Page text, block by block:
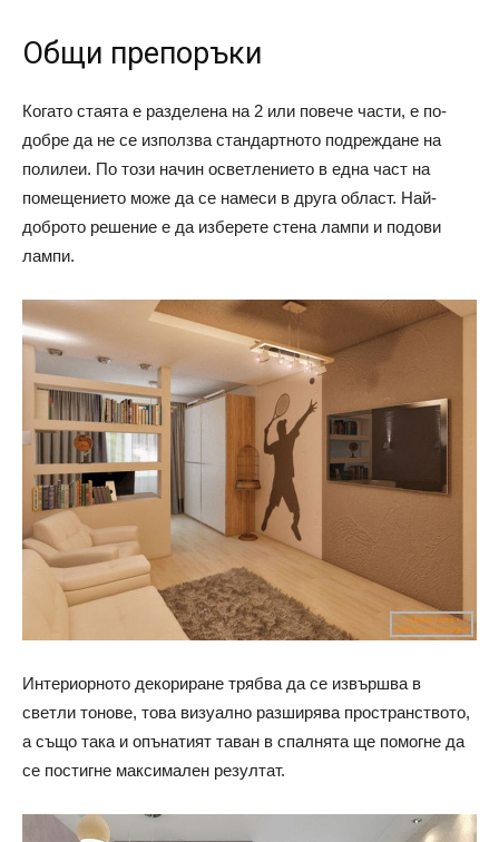
Общи препоръки
Когато стаята е разделена на 2 или повече части, е по-
добре да не се използва стандартното подреждане на
полилеи. По този начин осветлението в една част на
помещението може да се намеси в друга област. Най-
доброто решение е да изберете стена лампи и подови
лампи.
Интериорното декориране трябва да се извършва в
светли тонове, това визуално разширява пространството,
а също така и опънатият таван в спалнята ще помогне да
се постигне максимален резултат.